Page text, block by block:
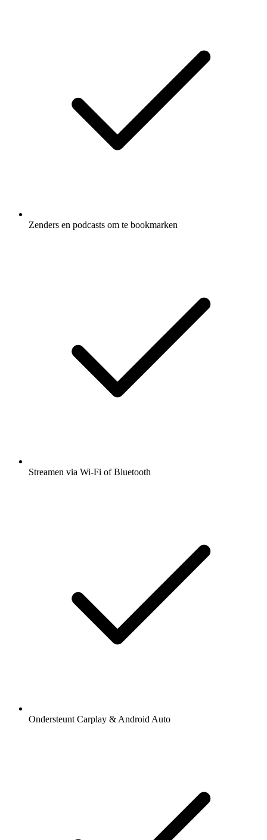
Zenders en podcasts om te bookmarken
Streamen via Wi-Fi of Bluetooth
Ondersteunt Carplay & Android Auto